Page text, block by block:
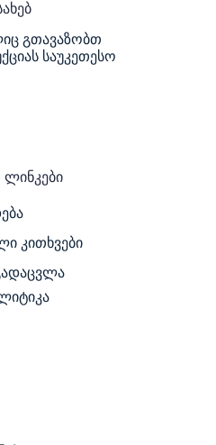
გთავაზობთ
საუკეთესო
ლინკები
კითხვები